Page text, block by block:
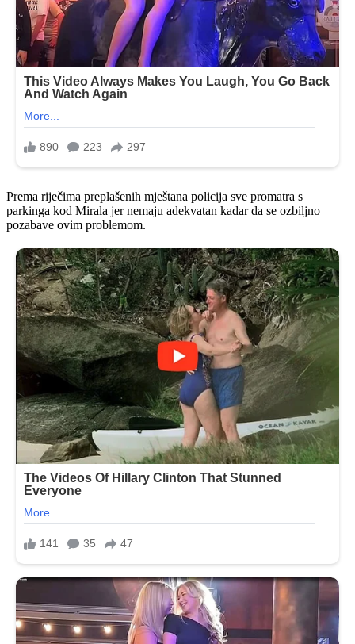
Prema riječima preplašenih mještana policija sve promatra s
parkinga kod Mirala jer nemaju adekvatan kadar da se ozbiljno
pozabave ovim problemom.